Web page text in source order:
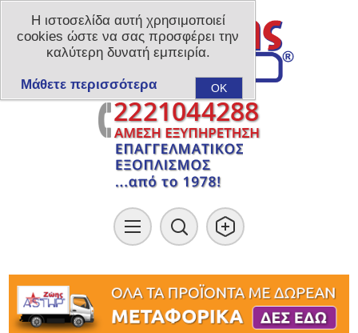
Η ιστοσελίδα αυτή χρησιμοποιεί
cookies ώστε να σας προσφέρει την
καλύτερη δυνατή εμπειρία.
OK
Μάθετε περισσότερα